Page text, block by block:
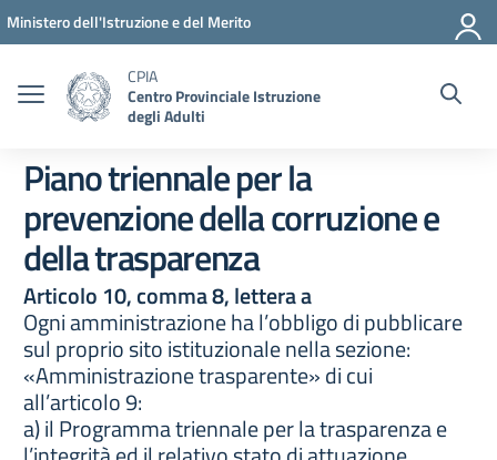
Vai ai contenuti
Vai al menu di navigazione
Vai al footer
Ministero dell'Istruzione e del Merito
CPIA
Centro Provinciale Istruzione
degli Adulti
Piano triennale per la
prevenzione della corruzione e
della trasparenza
Articolo 10, comma 8, lettera a
Ogni amministrazione ha l’obbligo di pubblicare
sul proprio sito istituzionale nella sezione:
«Amministrazione trasparente» di cui
all’articolo 9:
a) il Programma triennale per la trasparenza e